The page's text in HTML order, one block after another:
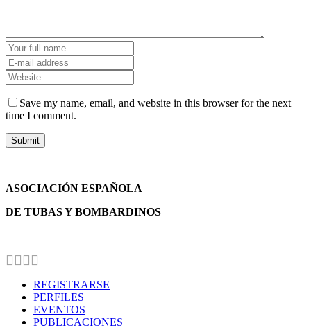
Save my name, email, and website in this browser for the next
time I comment.
ASOCIACIÓN ESPAÑOLA
DE TUBAS Y BOMBARDINOS
REGISTRARSE
PERFILES
EVENTOS
PUBLICACIONES